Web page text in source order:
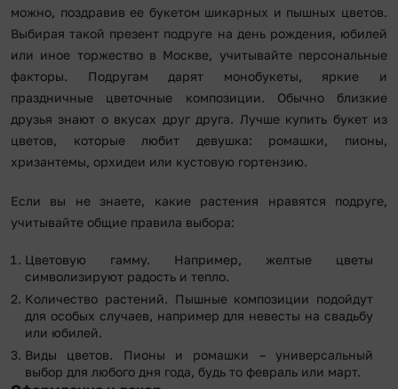
можно, поздравив ее букетом шикарных и пышных цветов.
Выбирая такой презент подруге на день рождения, юбилей
или иное торжество в Москве, учитывайте персональные
факторы. Подругам дарят монобукеты, яркие и
праздничные цветочные композиции. Обычно близкие
друзья знают о вкусах друг друга. Лучше купить букет из
цветов, которые любит девушка: ромашки, пионы,
хризантемы, орхидеи или кустовую гортензию.
Если вы не знаете, какие растения нравятся подруге,
учитывайте общие правила выбора:
Цветовую гамму. Например, желтые цветы
символизируют радость и тепло.
Количество растений. Пышные композиции подойдут
для особых случаев, например для невесты на свадьбу
или юбилей.
Виды цветов. Пионы и ромашки – универсальный
выбор для любого дня года, будь то февраль или март.